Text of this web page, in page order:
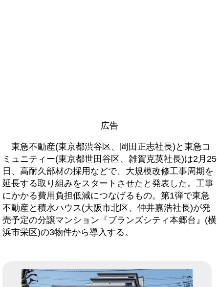
広告
東急不動産(東京都渋谷区、岡田正志社長)と東急コ
ミュニティー(東京都世田谷区、雑賀克英社長)は2月25
日、高耐久部材の採用などで、大規模改修工事周期を
延長する取り組みをスタートさせたと発表した。工事
にかかる費用負担低減につなげるもの。第1弾で東急
不動産と積水ハウス(大阪市北区、仲井嘉浩社長)が発
売予定の分譲マンション『ブランズシティ本郷台』(横
浜市栄区)の3物件から導入する。